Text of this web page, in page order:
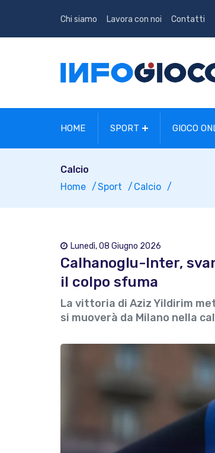
Chi siamo Lavora con noi Contatti
HOME SPORT GIOCO
Calcio
Home
Sport Calcio
Lunedì, 08 Giugno 2026
Calhanoglu-Inter,
il colpo sfuma
La vittoria di Aziz Yildirim
si muoverà da Milano nella